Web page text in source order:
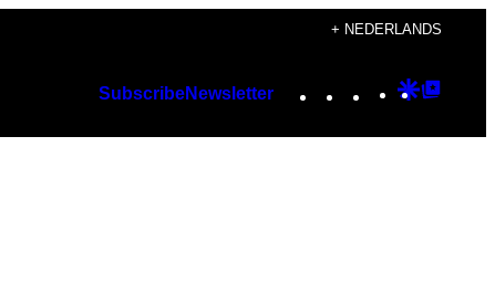
+ NEDERLANDS
SubscribeNewsletter Instagram
TikTok
YouTube
Google